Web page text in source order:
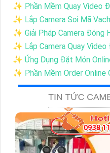
✨ Phần Mềm Quay Video
✨ Lắp Camera Soi Mã Vạch
✨ Giải Pháp Camera Đóng
✨ Lắp Camera Quay Video
✨ Ứng Dụng Đặt Món
✨ Phần Mềm Order Online
TIN TỨC